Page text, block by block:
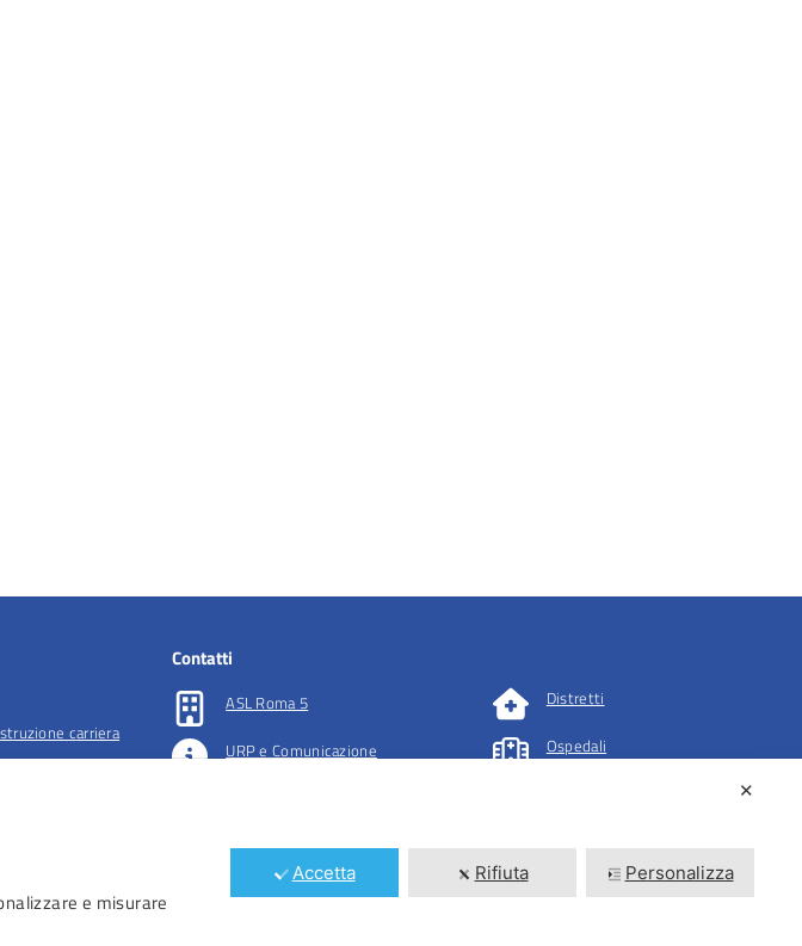
carriera
Contatti
ASL Roma 5
URP e Comunicazione
Distretti
Ospedali
✕
e misurare
Accetta Rifiuta Personalizza